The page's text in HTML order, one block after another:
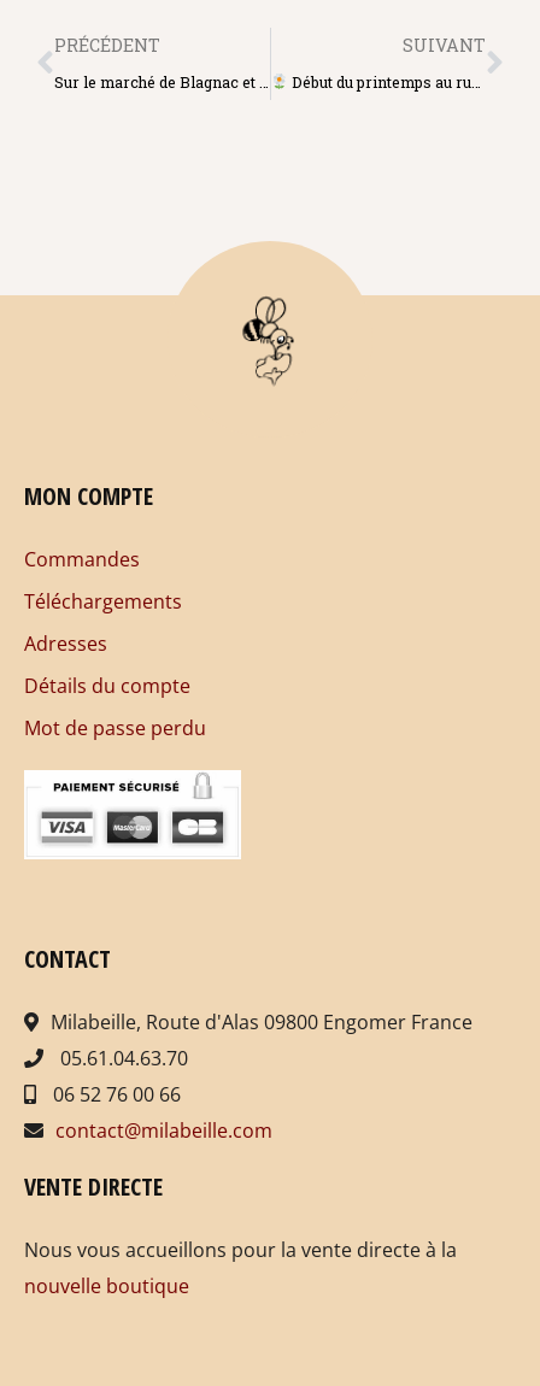
PRÉCÉDENT SUIVANT
Début du printemps au rucher.
MON COMPTE
Commandes
Téléchargements
Adresses
Détails du compte
Mot de passe perdu
CONTACT
Milabeille, Route d'Alas 09800 Engomer France
05.61.04.63.70
06 52 76 00 66
contact@milabeille.com
VENTE DIRECTE
Nous vous accueillons pour la vente directe à la
nouvelle boutique